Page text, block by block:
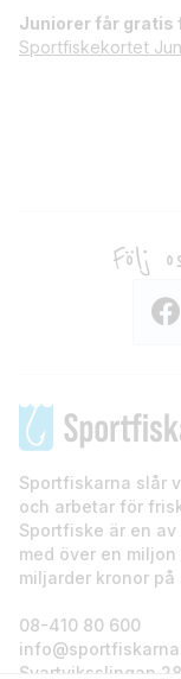
Juniorer får gratis
Sportfiskekortet
Följ
Sportfiskarna slår
och arbetar för
Sportfiske är en
med över en
miljarder kronor
08-410 80 600
Svartviksslingan